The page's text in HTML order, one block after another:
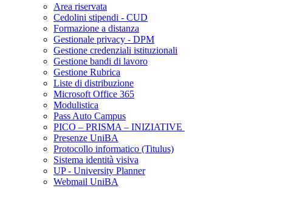
Area riservata
Cedolini stipendi - CUD
Formazione a distanza
Gestionale privacy - DPM
Gestione credenziali istituzionali
Gestione bandi di lavoro
Gestione Rubrica
Liste di distribuzione
Microsoft Office 365
Modulistica
Pass Auto Campus
PICO – PRISMA – INIZIATIVE
Presenze UniBA
Protocollo informatico (Titulus)
Sistema identità visiva
UP - University Planner
Webmail UniBA